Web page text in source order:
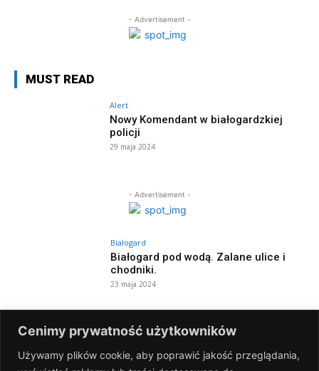
Cenimy prywatność użytkowników
Używamy plików cookie, aby poprawić jakość przeglądania,
- Advertisement -
MUST READ
Alert
Nowy Komendant w białogardzkiej
policji
29 maja 2024
- Advertisement -
Białogard
Białogard pod wodą. Zalane ulice i
chodniki.
23 maja 2024
Dzień otwarty i święto kolorów w MDK!
8 maja 2024